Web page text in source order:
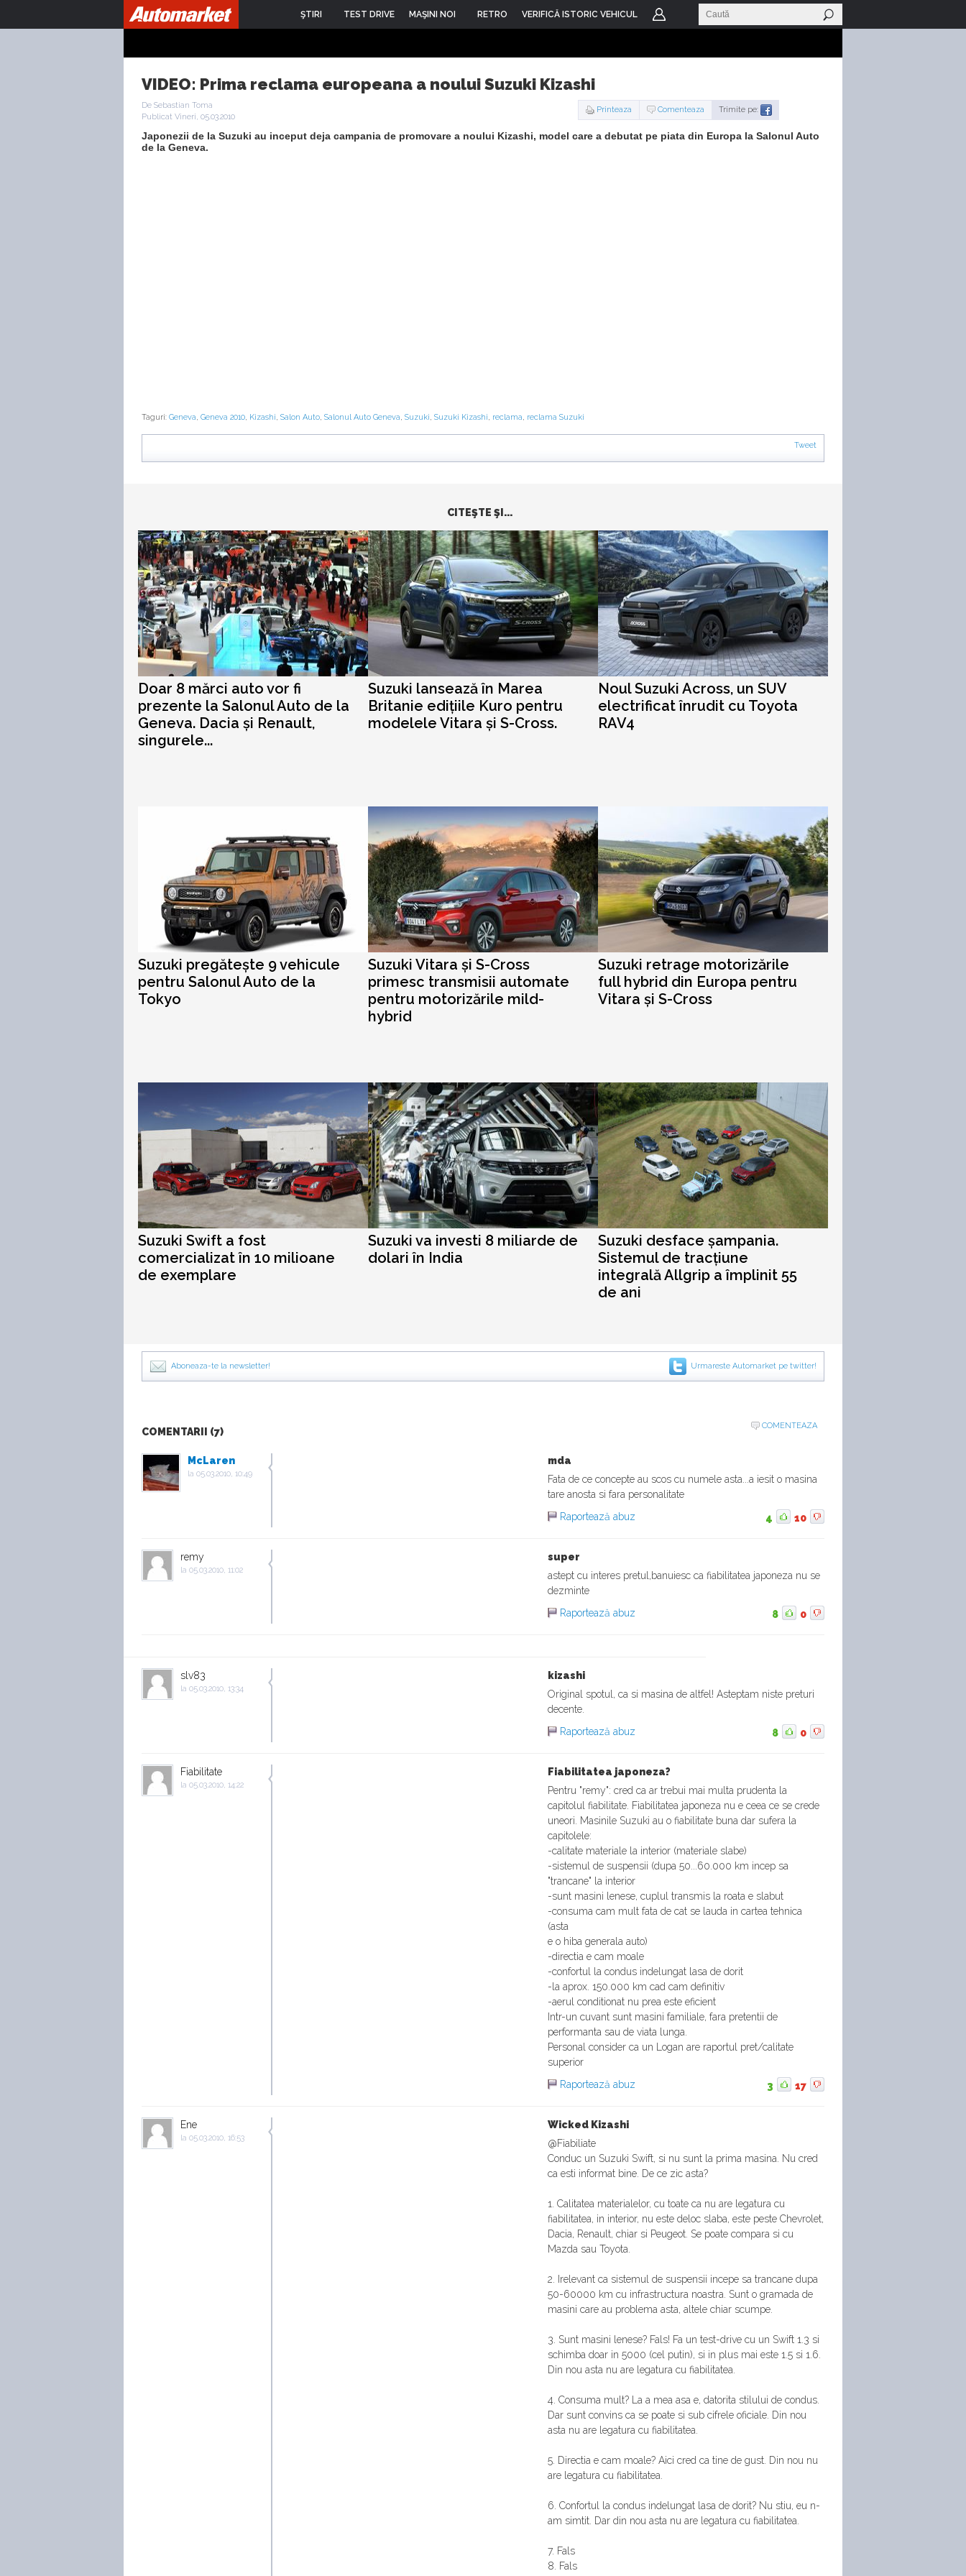
ŞTIRI TEST DRIVE MAŞINI NOI RETRO VERIFICĂ ISTORIC VEHICUL
VIDEO: Prima reclama europeana a noului Suzuki Kizashi
De Sebastian Toma
Publicat Vineri, 05.03.2010
Printeaza Comenteaza Trimite pe:
Japonezii de la Suzuki au inceput deja campania de promovare a noului Kizashi, model care a debutat pe piata din Europa la Salonul Auto
de la Geneva.
Taguri: Geneva, Geneva 2010, Kizashi, Salon Auto, Salonul Auto Geneva, Suzuki, Suzuki Kizashi, reclama, reclama Suzuki
Tweet
CITEŞTE ŞI...
Doar 8 mărci auto vor fi
prezente la Salonul Auto de la
Geneva. Dacia și Renault,
singurele...
Suzuki lansează în Marea
Britanie edițiile Kuro pentru
modelele Vitara și S-Cross.
Noul Suzuki Across, un SUV
electrificat înrudit cu Toyota
RAV4
Suzuki pregătește 9 vehicule
pentru Salonul Auto de la
Tokyo
Suzuki Vitara și S-Cross
primesc transmisii automate
pentru motorizările mild-
hybrid
Suzuki retrage motorizările
full hybrid din Europa pentru
Vitara și S-Cross
Suzuki Swift a fost
comercializat în 10 milioane
de exemplare
Suzuki va investi 8 miliarde de
dolari în India
Suzuki desface șampania.
Sistemul de tracțiune
integrală Allgrip a împlinit 55
de ani
Aboneaza-te la newsletter! Urmareste Automarket pe twitter!
COMENTARII (7)
COMENTEAZA
McLaren
la 05.03.2010, 10:49
mda
Fata de ce concepte au scos cu numele asta...a iesit o masina
tare anosta si fara personalitate
Raportează abuz
4 10
remy
la 05.03.2010, 11:02
super
astept cu interes pretul,banuiesc ca fiabilitatea japoneza nu se
dezminte
Raportează abuz
8 0
slv83
la 05.03.2010, 13:34
kizashi
Original spotul, ca si masina de altfel! Asteptam niste preturi
decente.
Raportează abuz
8 0
Fiabilitate
la 05.03.2010, 14:22
Fiabilitatea japoneza?
Pentru "remy": cred ca ar trebui mai multa prudenta la
capitolul fiabilitate. Fiabilitatea japoneza nu e ceea ce se crede
uneori. Masinile Suzuki au o fiabilitate buna dar sufera la
capitolele:
-calitate materiale la interior (materiale slabe)
-sistemul de suspensii (dupa 50...60.000 km incep sa
"trancane" la interior
-sunt masini lenese, cuplul transmis la roata e slabut
-consuma cam mult fata de cat se lauda in cartea tehnica
(asta
e o hiba generala auto)
-directia e cam moale
-confortul la condus indelungat lasa de dorit
-la aprox. 150.000 km cad cam definitiv
-aerul conditionat nu prea este eficient
Intr-un cuvant sunt masini familiale, fara pretentii de
performanta sau de viata lunga.
Personal consider ca un Logan are raportul pret/calitate
superior
Raportează abuz
3 17
Ene
la 05.03.2010, 16:53
Wicked Kizashi
@Fiabiliate
Conduc un Suzuki Swift, si nu sunt la prima masina. Nu cred
ca esti informat bine. De ce zic asta?
1. Calitatea materialelor, cu toate ca nu are legatura cu
fiabilitatea, in interior, nu este deloc slaba, este peste Chevrolet,
Dacia, Renault, chiar si Peugeot. Se poate compara si cu
Mazda sau Toyota.
2. Irelevant ca sistemul de suspensii incepe sa trancane dupa
50-60000 km cu infrastructura noastra. Sunt o gramada de
masini care au problema asta, altele chiar scumpe.
3. Sunt masini lenese? Fals! Fa un test-drive cu un Swift 1.3 si
schimba doar in 5000 (cel putin), si in plus mai este 1.5 si 1.6.
Din nou asta nu are legatura cu fiabilitatea.
4. Consuma mult? La a mea asa e, datorita stilului de condus.
Dar sunt convins ca se poate si sub cifrele oficiale. Din nou
asta nu are legatura cu fiabilitatea.
5. Directia e cam moale? Aici cred ca tine de gust. Din nou nu
are legatura cu fiabilitatea.
6. Confortul la condus indelungat lasa de dorit? Nu stiu, eu n-
am simtit. Dar din nou asta nu are legatura cu fiabilitatea.
7. Fals
8. Fals